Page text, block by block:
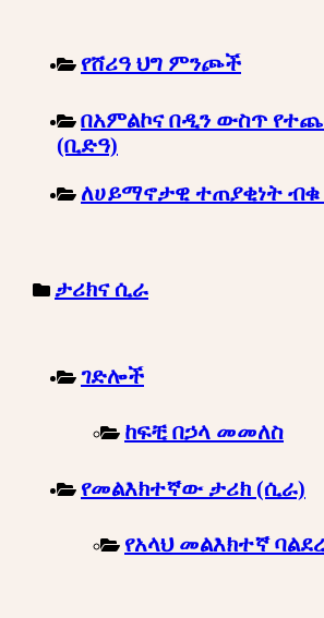
የሸሪዓ ህግ ምንጮች
በአምልኮና በዲን ውስጥ
(ቢድዓ)
ለሀይማኖታዊ ተጠያቂነት
ታሪክና ሲራ
ገድሎች
ከፍቺ በኃላ መመለስ
የመልእክተኛው ታሪክ (ሲራ)
የአላህ መልእክተኛ